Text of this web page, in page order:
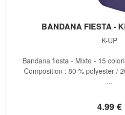
BANDANA FIESTA -
K-UP
4.99€
Bandana fiesta - Mixte - 15
Composition : 80 % polyester /
...